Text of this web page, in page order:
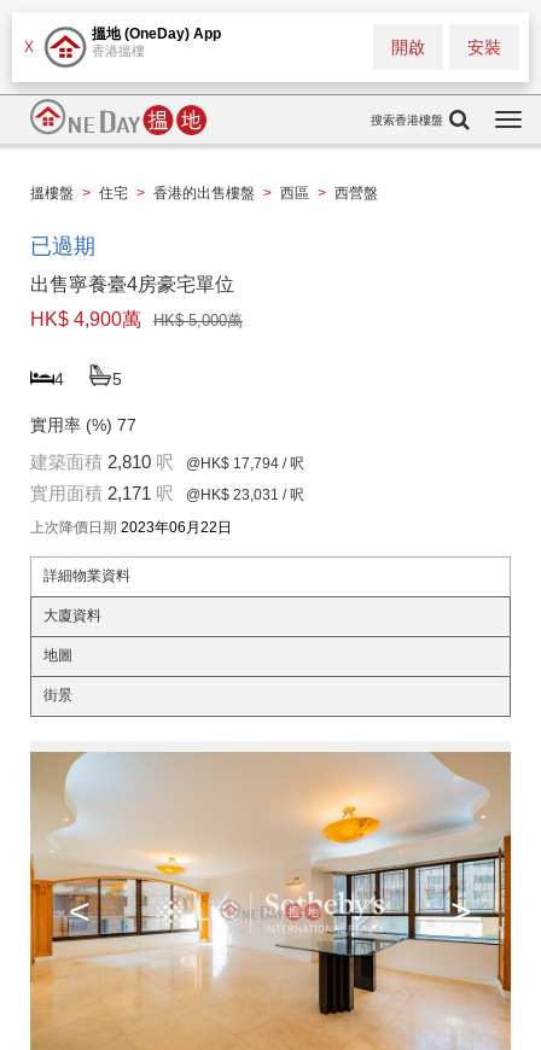
X
搵地 (OneDay) App
香港搵樓 安裝
開啟
搜索香港樓盤
搵樓盤 > 住宅 > 香港的出售樓盤 > 西區 > 西營盤
已過期
出售寧養臺4房豪宅單位
HK$ 4,900萬
HK$ 5,000萬
4 5
實用率 (%) 77
建築面積 2,810 呎 @HK$ 17,794 / 呎
實用面積 2,171 呎 @HK$ 23,031 / 呎
上次降價日期 2023年06月22日
詳細物業資料
大廈資料
地圖
街景
< >